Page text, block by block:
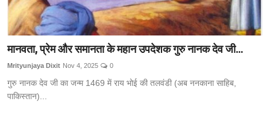
मानवता, प्रेम और समानता के महान उपदेशक गुरु नानक देव जी...
Mrityunjaya Dixit Nov 4, 2025 0
गुरु नानक देव जी का जन्म 1469 में राय भोई की तलवंडी (अब ननकाना साहिब,
पाकिस्तान)...